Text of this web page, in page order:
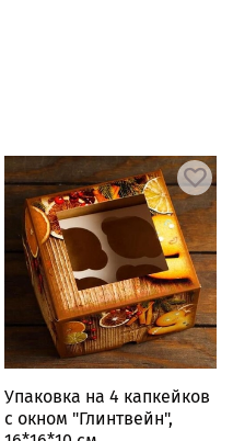
Упаковка на 4 капкейков
с окном "Глинтвейн",